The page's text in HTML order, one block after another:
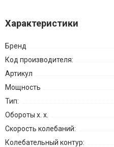
Характеристики
Бренд
Код производителя:
Артикул
Мощность
Тип:
Обороты х. х.
Скорость колебаний:
Колебательный контур: